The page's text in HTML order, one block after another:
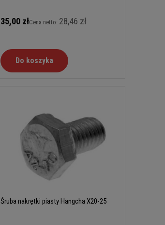
35,00 złCena netto: 28,46 zł
Do koszyka
Śruba nakrętki piasty Hangcha X20-25